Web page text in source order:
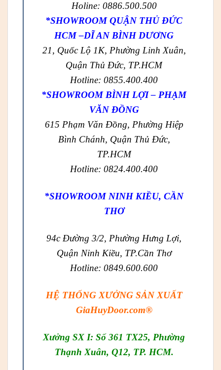
Holine: 0886.500.500
*SHOWROOM QUẬN THỦ ĐỨC
HCM –DĨ AN BÌNH DƯƠNG
21, Quốc Lộ 1K, Phường Linh Xuân,
Quận Thủ Đức, TP.HCM
Hotline: 0855.400.400
*SHOWROOM BÌNH LỢI – PHẠM
VĂN ĐỒNG
615 Phạm Văn Đồng, Phường Hiệp
Bình Chánh, Quận Thủ Đức,
TP.HCM
Hotline: 0824.400.400
*SHOWROOM NINH KIỀU, CẦN
THƠ
94c Đường 3/2, Phường Hưng Lợi,
Quận Ninh Kiều, TP.Cần Thơ
Hotline: 0849.600.600
HỆ THỐNG XƯỞNG SẢN XUẤT
GiaHuyDoor.com®
Xưởng SX I: Số 361 TX25, Phường
Thạnh Xuân, Q12, TP. HCM.